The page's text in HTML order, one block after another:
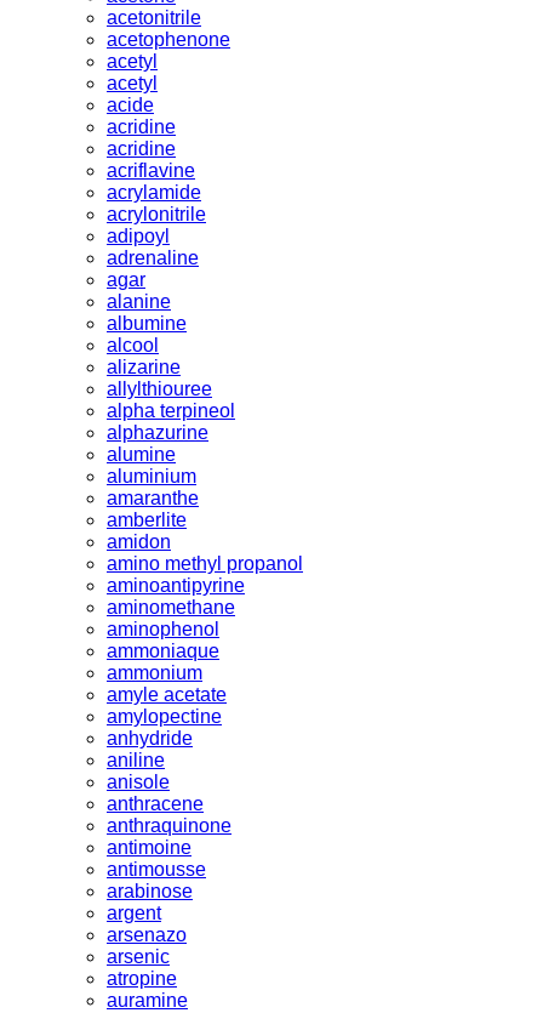
acetonitrile
acetophenone
acetyl
acetyl
acide
acridine
acridine
acriflavine
acrylamide
acrylonitrile
adipoyl
adrenaline
agar
alanine
albumine
alcool
alizarine
allylthiouree
alpha terpineol
alphazurine
alumine
aluminium
amaranthe
amberlite
amidon
amino methyl propanol
aminoantipyrine
aminomethane
aminophenol
ammoniaque
ammonium
amyle acetate
amylopectine
anhydride
aniline
anisole
anthracene
anthraquinone
antimoine
antimousse
arabinose
argent
arsenazo
arsenic
atropine
auramine